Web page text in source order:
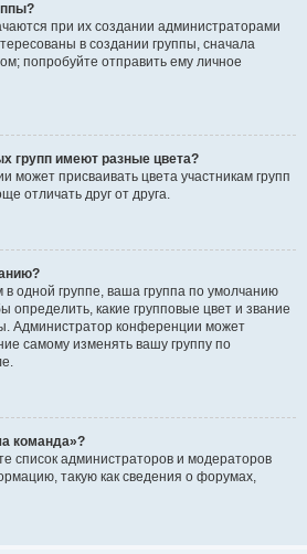
при их создании администраторами
в создании группы, сначала
попробуйте отправить ему личное
групп имеют разные цвета?
может присваивать цвета участникам групп
отличать друг от друга.
в одной группе, ваша группа по умолчанию
определить, какие групповые цвет и звание
Администратор конференции может
самому изменять вашу группу по
команда»?
список администраторов и модераторов
такую как сведения о форумах,